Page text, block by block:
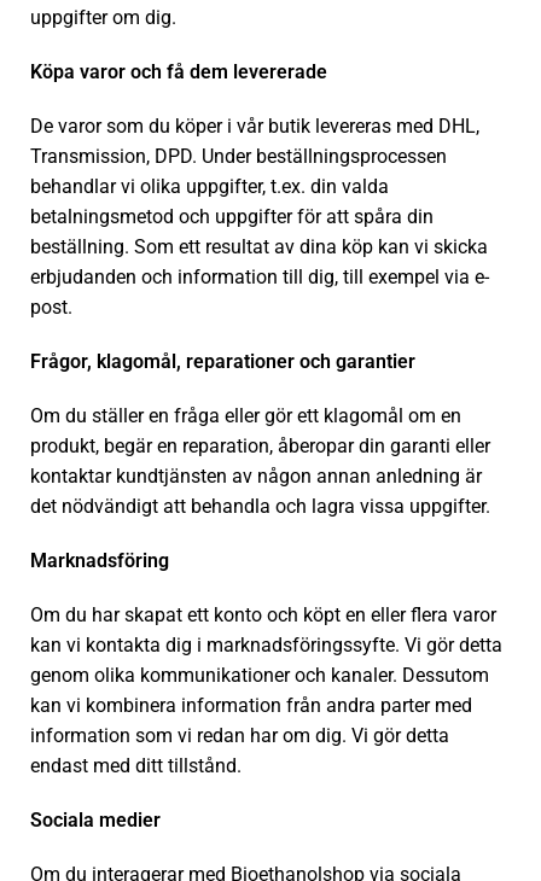
uppgifter om dig.
Köpa varor och få dem levererade
De varor som du köper i vår butik levereras med DHL,
Transmission, DPD. Under beställningsprocessen
behandlar vi olika uppgifter, t.ex. din valda
betalningsmetod och uppgifter för att spåra din
beställning. Som ett resultat av dina köp kan vi skicka
erbjudanden och information till dig, till exempel via e-
post.
Frågor, klagomål, reparationer och garantier
Om du ställer en fråga eller gör ett klagomål om en
produkt, begär en reparation, åberopar din garanti eller
kontaktar kundtjänsten av någon annan anledning är
det nödvändigt att behandla och lagra vissa uppgifter.
Marknadsföring
Om du har skapat ett konto och köpt en eller flera varor
kan vi kontakta dig i marknadsföringssyfte. Vi gör detta
genom olika kommunikationer och kanaler. Dessutom
kan vi kombinera information från andra parter med
information som vi redan har om dig. Vi gör detta
endast med ditt tillstånd.
Sociala medier
Om du interagerar med Bioethanolshop via sociala